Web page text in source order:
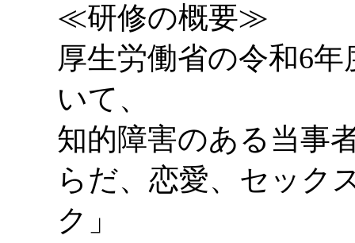
≪研修の概要≫
厚生労働省の令和6
いて、
知的障害のある当事
らだ、恋愛、セック
ク」